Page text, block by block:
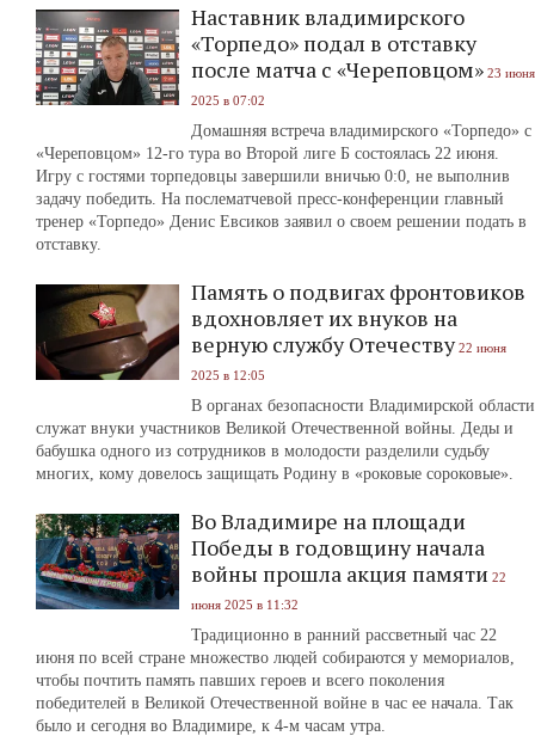
Наставник владимирского
«Торпедо» подал в отставку
после матча с «Череповцом» 23 июня
2025 в 07:02
Домашняя встреча владимирского «Торпедо» с
«Череповцом» 12-го тура во Второй лиге Б состоялась 22 июня.
Игру с гостями торпедовцы завершили вничью 0:0, не выполнив
задачу победить. На послематчевой пресс-конференции главный
тренер «Торпедо» Денис Евсиков заявил о своем решении подать в
отставку.
Память о подвигах фронтовиков
вдохновляет их внуков на
верную службу Отечеству 22 июня
2025 в 12:05
В органах безопасности Владимирской области
служат внуки участников Великой Отечественной войны. Деды и
бабушка одного из сотрудников в молодости разделили судьбу
многих, кому довелось защищать Родину в «роковые сороковые».
Во Владимире на площади
Победы в годовщину начала
войны прошла акция памяти 22
июня 2025 в 11:32
Традиционно в ранний рассветный час 22
июня по всей стране множество людей собираются у мемориалов,
чтобы почтить память павших героев и всего поколения
победителей в Великой Отечественной войне в час ее начала. Так
было и сегодня во Владимире, к 4-м часам утра.